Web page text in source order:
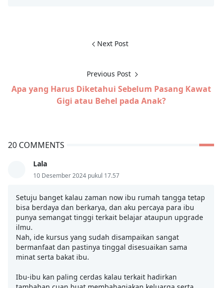
Next Post
Previous Post
Apa yang Harus Diketahui Sebelum Pasang Kawat
Gigi atau Behel pada Anak?
20 COMMENTS
Lala
10 Desember 2024 pukul 17.57
Setuju banget kalau zaman now ibu rumah tangga tetap
bisa berdaya dan berkarya, dan aku percaya para ibu
punya semangat tinggi terkait belajar ataupun upgrade
ilmu.
Nah, ide kursus yang sudah disampaikan sangat
bermanfaat dan pastinya tinggal disesuaikan sama
minat serta bakat ibu.
Ibu-ibu kan paling cerdas kalau terkait hadirkan